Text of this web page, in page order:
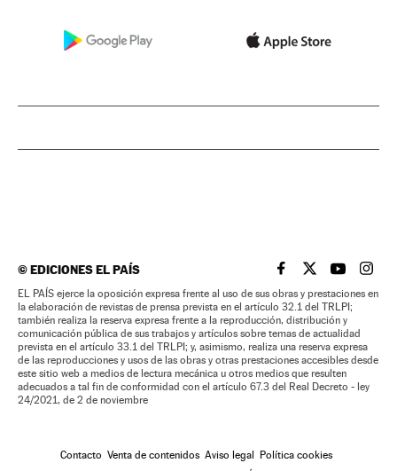
©EDICIONES EL PAÍS EL PAÍS BRASIL EN
EL PAÍSEL PAÍS
EL
EL PAÍS ejerce la oposición expresa frente al uso de sus obras y prestaciones en
la elaboración de revistas de prensa prevista en el artículo 32.1 del TRLPI;
también realiza la reserva expresa frente a la reproducción, distribución y
comunicación pública de sus trabajos y artículos sobre temas de actualidad
prevista en el artículo 33.1 del TRLPI; y, asimismo, realiza una reserva expresa
de las reproducciones y usos de las obras y otras prestaciones accesibles desde
este sitio web a medios de lectura mecánica u otros medios que resulten
adecuados a tal fin de conformidad con el artículo 67.3 del Real Decreto - ley
24/2021, de 2 de noviembre
Contacto Venta de contenidos Aviso legal
Política cookies